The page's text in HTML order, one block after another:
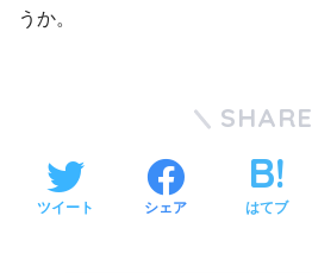
うか。
SHARE
ツイート シェア はてブ